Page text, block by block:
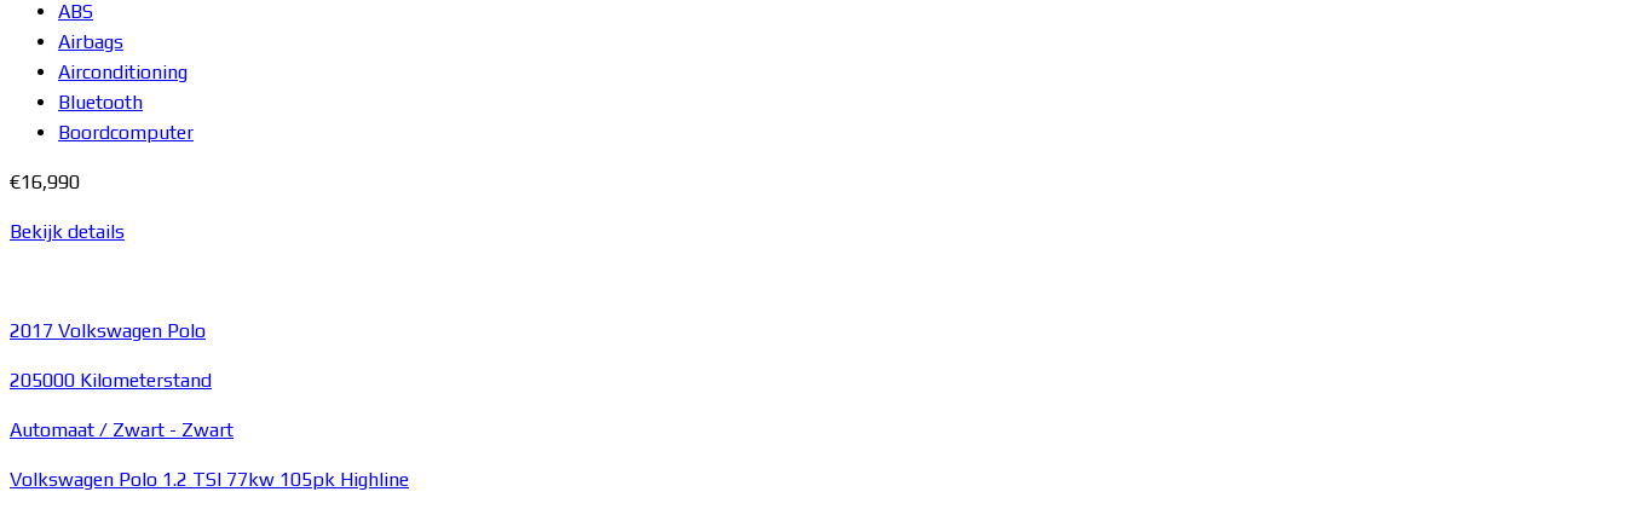
ABS
Airbags
Airconditioning
Bluetooth
Boordcomputer
€16,990
Bekijk details
2017 Volkswagen Polo
205000 Kilometerstand
Automaat / Zwart - Zwart
Volkswagen Polo 1.2 TSI 77kw 105pk Highline